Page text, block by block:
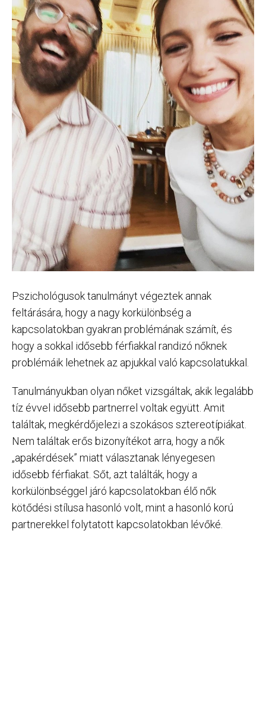
Pszichológusok tanulmányt végeztek annak
feltárására, hogy a nagy korkülönbség a
kapcsolatokban gyakran problémának számít, és
hogy a sokkal idősebb férfiakkal randizó nőknek
problémáik lehetnek az apjukkal való kapcsolatukkal.
Tanulmányukban olyan nőket vizsgáltak, akik legalább
tíz évvel idősebb partnerrel voltak együtt. Amit
találtak, megkérdőjelezi a szokásos sztereotípiákat.
Nem találtak erős bizonyítékot arra, hogy a nők
„apakérdések” miatt választanak lényegesen
idősebb férfiakat. Sőt, azt találták, hogy a
korkülönbséggel járó kapcsolatokban élő nők
kötődési stílusa hasonló volt, mint a hasonló korú
partnerekkel folytatott kapcsolatokban lévőké.